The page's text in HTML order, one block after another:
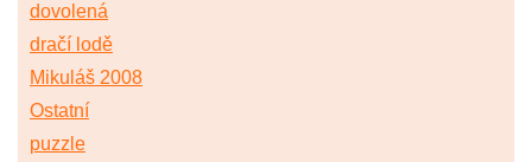
dovolená
dračí lodě
Mikuláš 2008
Ostatní
puzzle